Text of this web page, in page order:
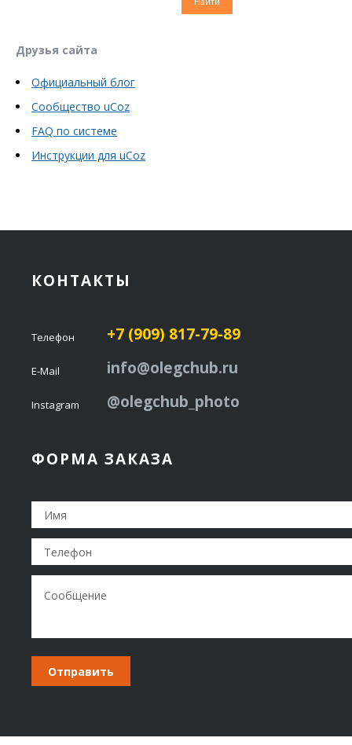
Друзья сайта
Официальный блог
Сообщество uCoz
FAQ по системе
Инструкции для uCoz
КОНТАКТЫ
Телефон +7 (909) 817-79-89
E-Mail info@olegchub.ru
Instagram @olegchub_photo
ФОРМА ЗАКАЗА